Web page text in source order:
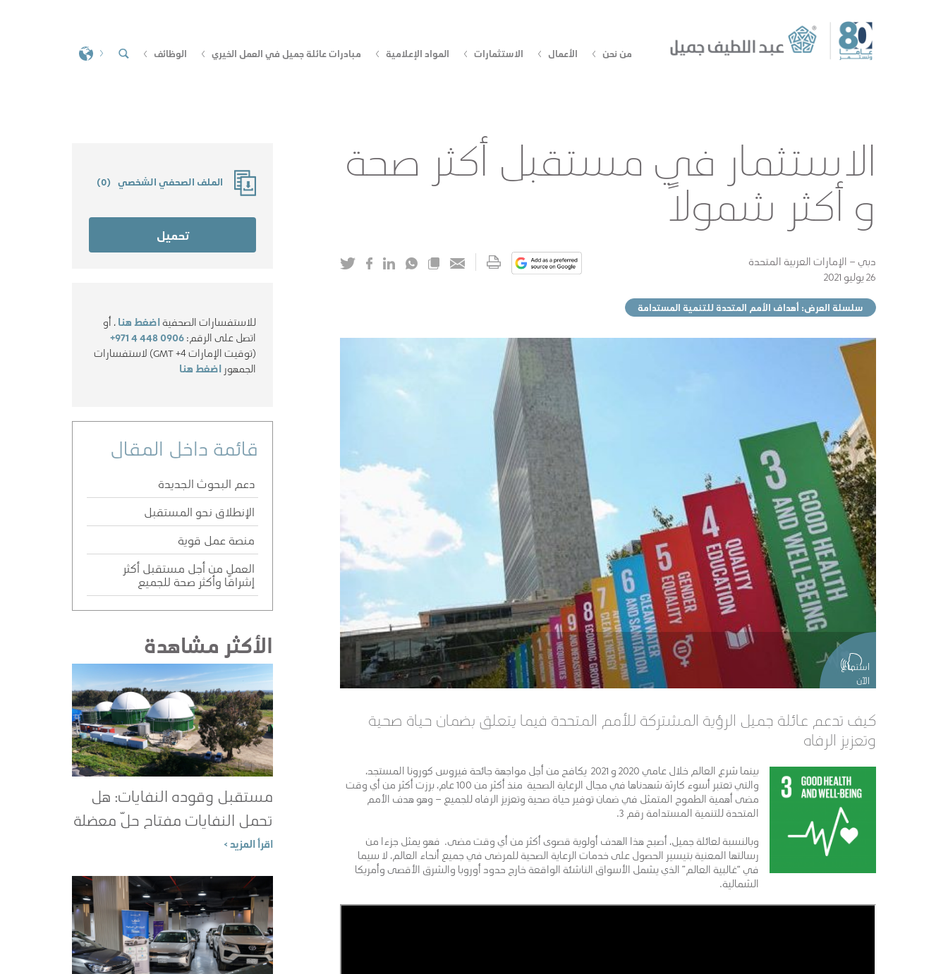
من نحن الأعمال الاستثمارات المواد الإعلامية مبادرات عائلة جميل في العمل الخيري الوظائف
الاستثمار في مستقبل أكثر صحة
و أكثر شمولاً
دبي – الإمارات العربية المتحدة
26 يوليو 2021
سلسلة العرض: أهداف الأمم المتحدة للتنمية المستدامة
استماع
الآن
كيف تدعم عائلة جميل الرؤية المشتركة للأمم المتحدة فيما يتعلق بضمان حياة صحية
وتعزيز الرفاه
بينما شرع العالم خلال عامي 2020 و 2021 يكافح من أجل مواجهة جائحة فيروس كورونا المستجد،
والتي تعتبر أسوء كارثة شهدناها في مجال الرعاية الصحية منذ أكثر من 100 عام، برزت أكثر من أي وقت
مضى أهمية الطموح المتمثل في ضمان توفير حياة صحية وتعزيز الرفاه للجميع – وهو هدف الأمم
المتحدة للتنمية المستدامة رقم 3.
وبالنسبة لعائلة جميل، أصبح هذا الهدف أولوية قصوى أكثر من أي وقت مضى. فهو يمثل جزءا من
رسالتها المعنية بتيسير الحصول على خدمات الرعاية الصحية للمرضى في جميع أنحاء العالم، لا سيما
في “غالبية العالم” الذي يشمل الأسواق الناشئة الواقعة خارج حدود أوروبا والشرق الأقصى وأمريكا
الشمالية.
الملف الصحفي الشخصي (
0
)
تحميل
للاستفسارات الصحفيةاضغط هنا، أو
اتصل على الرقم:+971 4 448 0906
(توقيت الإمارات GMT +4) لاستفسارات
الجمهور اضغط هنا
قائمة داخل المقال
دعم البحوث الجديدة
الإنطلاق نحو المستقبل
منصة عمل قوية
العمل من أجل مستقبل أكثر
إشراقًا وأكثر صحة للجميع
الأكثر مشاهدة
مستقبل وقوده النفايات: هل
تحمل النفايات مفتاح حلّ معضلة
الطاقة؟
اقرأ المزيد >